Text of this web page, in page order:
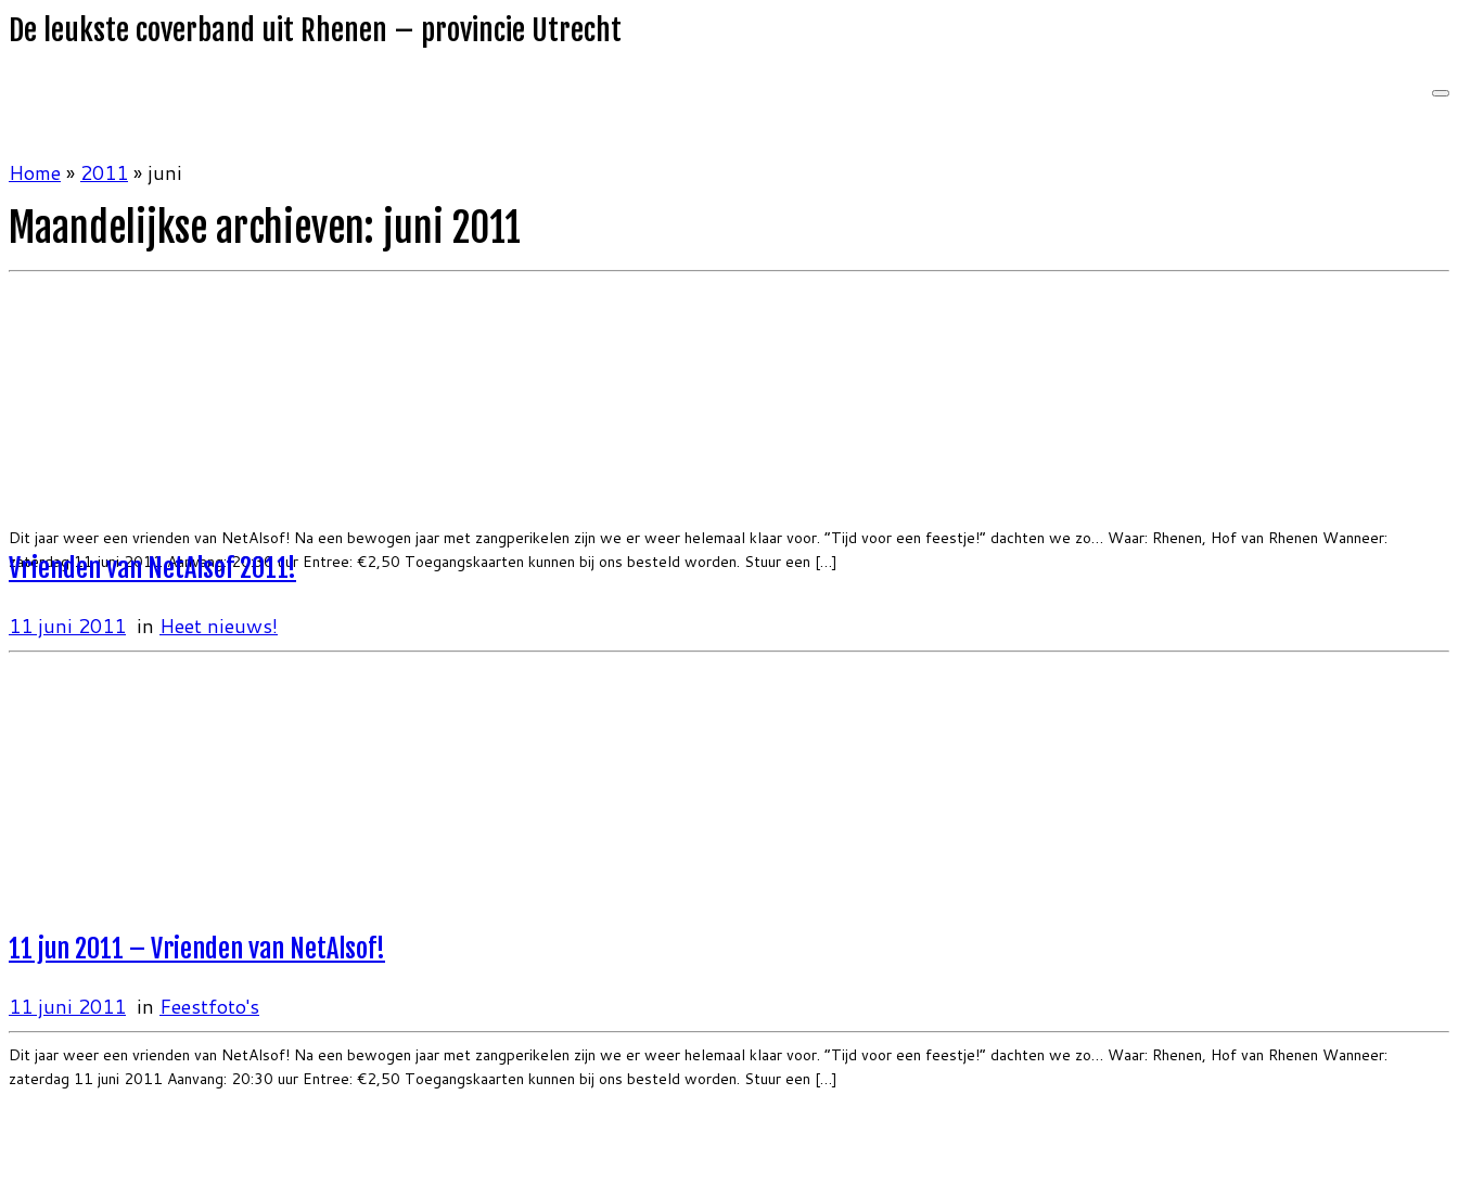
De leukste coverband uit Rhenen – provincie Utrecht
Home» 2011 » juni
Maandelijkse archieven: juni 2011
Dit jaar weer een vrienden van NetAlsof! Na een bewogen jaar met zangperikelen zijn we er weer helemaal klaar voor. “Tijd voor een feestje!” dachten we zo… Waar: Rhenen, Hof van Rhenen Wanneer:
zaterdag 11 juni 2011 Aanvang: 20:30 uur Entree: €2,50 Toegangskaarten kunnen bij ons besteld worden. Stuur een […]
Vrienden van NetAlsof 2011!
11 juni 2011 in Heet nieuws!
11 jun 2011 – Vrienden van NetAlsof!
11 juni 2011 in Feestfoto's
Dit jaar weer een vrienden van NetAlsof! Na een bewogen jaar met zangperikelen zijn we er weer helemaal klaar voor. “Tijd voor een feestje!” dachten we zo… Waar: Rhenen, Hof van Rhenen Wanneer:
zaterdag 11 juni 2011 Aanvang: 20:30 uur Entree: €2,50 Toegangskaarten kunnen bij ons besteld worden. Stuur een […]